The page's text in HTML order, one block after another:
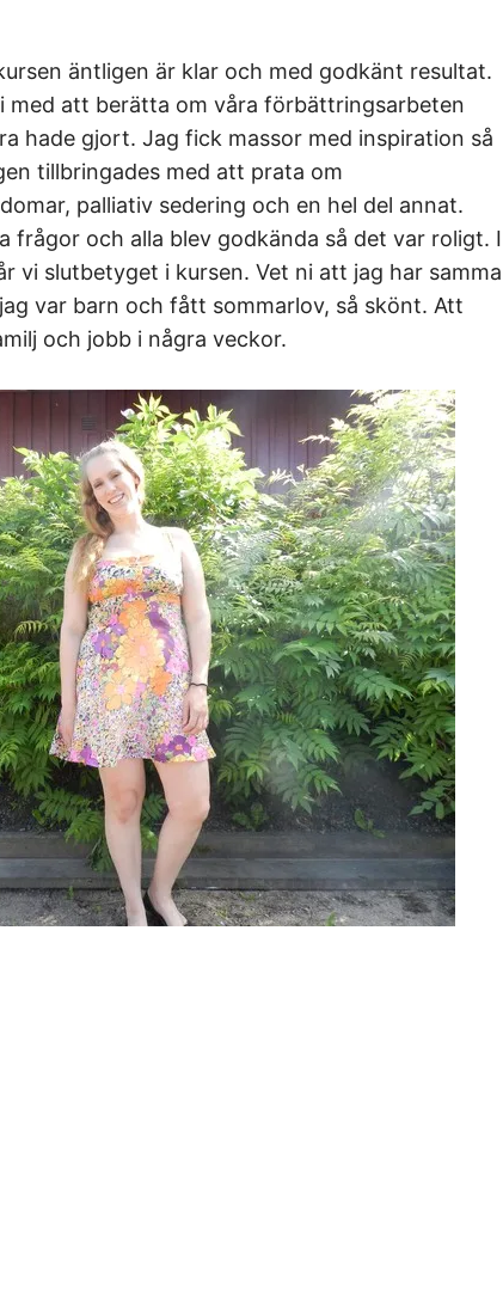
äntligen är klar och med godkänt resultat.
med att berätta om våra förbättringsarbeten
hade gjort. Jag fick massor med inspiration så
tillbringades med att prata om
palliativ sedering och en hel del annat.
frågor och alla blev godkända så det var roligt. I
vi slutbetyget i kursen. Vet ni att jag har samma
var barn och fått sommarlov, så skönt. Att
och jobb i några veckor.